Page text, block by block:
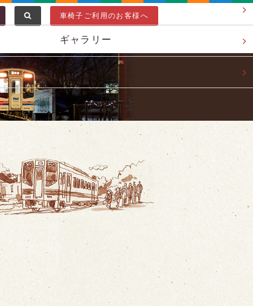
車椅子ご利用のお客様へ
ギャラリー